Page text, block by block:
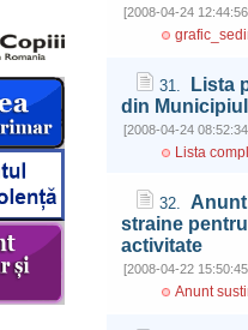
[2008-04-24
31.
Lista
din
[2008-04-24
Lista
32.
straine
activitate
[2008-04-22
Anunt